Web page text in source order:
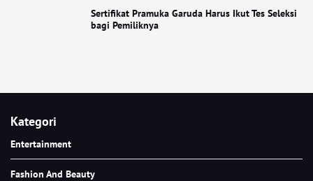
Sertifikat Pramuka Garuda Harus Ikut Tes Seleksi
bagi Pemiliknya
Kategori
Entertainment
Fashion And Beauty